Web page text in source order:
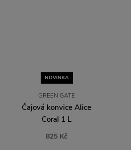
NOVINKA
GREEN GATE
Čajová konvice Alice
Coral 1 L
825 Kč